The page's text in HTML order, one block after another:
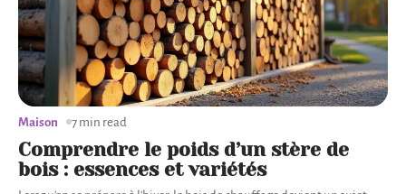
Comprendre le poids d’un stère de
bois : essences et variétés
Maison 7 min read